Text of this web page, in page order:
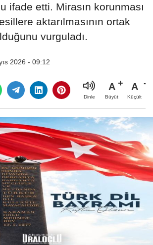
ifade etti. Mirasın korunması
aktarılmasının ortak
vurguladı.
2026 - 09:12
Dinle
A
Büyüt
A
Küçült